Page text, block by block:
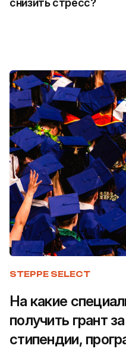
снизить стресс?
STEPPE SELECT
На какие
получить грант
стипендии,